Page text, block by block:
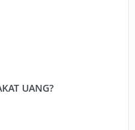
UANG?